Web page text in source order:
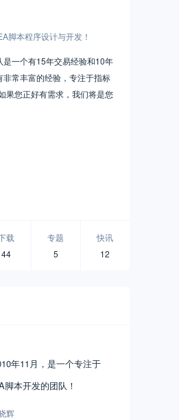
脚本程序设计与开发！
一个有15年交易经验和10年
常丰富的经验，专注于指标
果您正好有需求，我们将是您
载
44
专题
5
快讯
12
年11月，是一个专注于
本开发的团队！
辉